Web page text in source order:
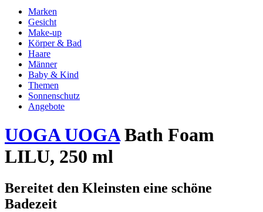
Marken
Gesicht
Make-up
Körper & Bad
Haare
Männer
Baby & Kind
Themen
Sonnenschutz
Angebote
UOGA UOGABath Foam
LILU, 250 ml
Bereitet den Kleinsten eine schöne
Badezeit